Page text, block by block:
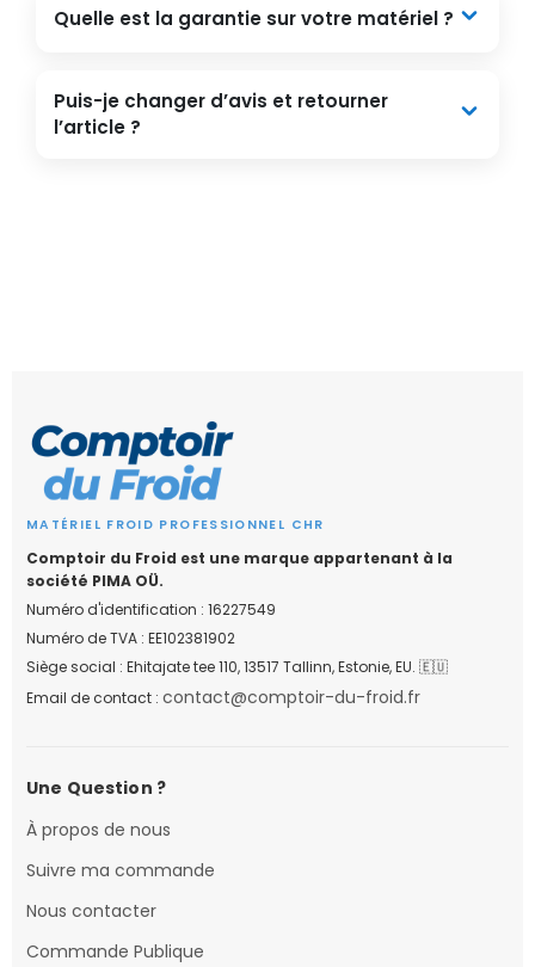
Quelle est la garantie sur votre matériel ?
Puis-je changer d’avis et retourner
l’article ?
MATÉRIEL FROID PROFESSIONNEL CHR
Comptoir du Froid est une marque appartenant à la
société PIMA OÜ.
Numéro d'identification : 16227549
Numéro de TVA : EE102381902
Siège social : Ehitajate tee 110, 13517 Tallinn, Estonie, EU. 🇪🇺
Email de contact : contact@comptoir-du-froid.fr
Une Question ?
À propos de nous
Suivre ma commande
Nous contacter
Commande Publique